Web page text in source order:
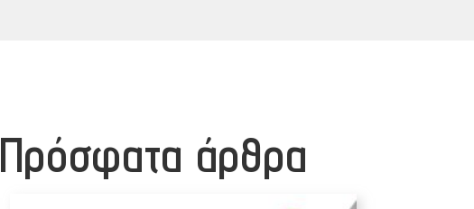
Πρόσφατα άρθρα